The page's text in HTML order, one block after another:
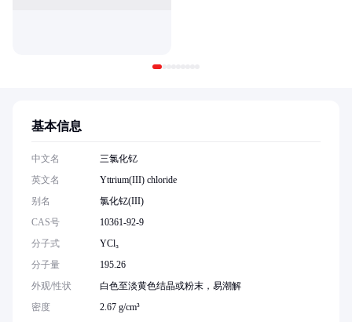
基本信息
中文名
三氯化钇
英文名
Yttrium(III) chloride
别名
氯化钇(III)
CAS号
10361-92-9
分子式
YCl₃
分子量
195.26
外观/性状
白色至淡黄色结晶或粉末，易潮解
密度
2.67 g/cm³